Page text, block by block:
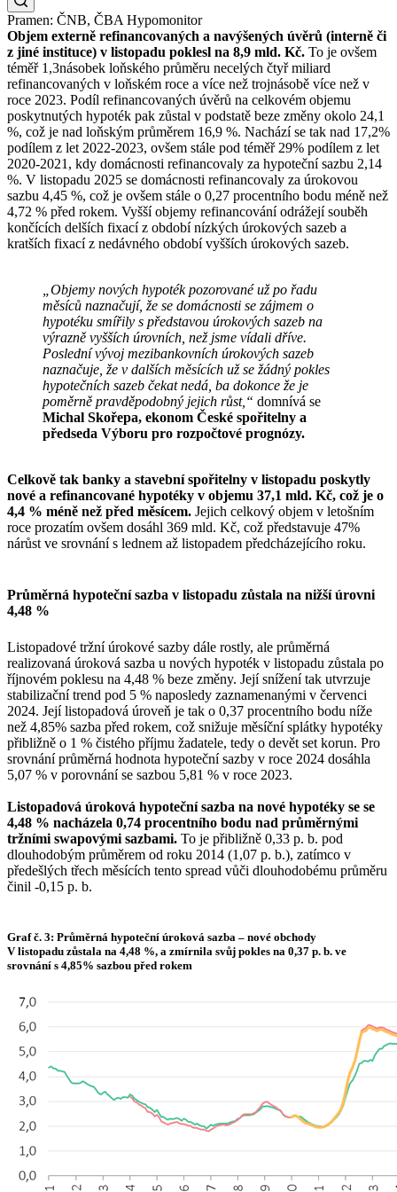
Pramen: ČNB, ČBA Hypomonitor
Objem externě refinancovaných a navýšených úvěrů (interně či
z jiné instituce) v listopadu poklesl na 8,9 mld. Kč. To je ovšem
téměř 1,3násobek loňského průměru necelých čtyř miliard
refinancovaných v loňském roce a více než trojnásobě více než v
roce 2023. Podíl refinancovaných úvěrů na celkovém objemu
poskytnutých hypoték pak zůstal v podstatě beze změny okolo 24,1
%, což je nad loňským průměrem 16,9 %. Nachází se tak nad 17,2%
podílem z let 2022-2023, ovšem stále pod téměř 29% podílem z let
2020-2021, kdy domácnosti refinancovaly za hypoteční sazbu 2,14
%. V listopadu 2025 se domácnosti refinancovaly za úrokovou
sazbu 4,45 %, což je ovšem stále o 0,27 procentního bodu méně než
4,72 % před rokem. Vyšší objemy refinancování odrážejí souběh
končících delších fixací z období nízkých úrokových sazeb a
kratších fixací z nedávného období vyšších úrokových sazeb.
„Objemy nových hypoték pozorované už po řadu
měsíců naznačují, že se domácnosti se zájmem o
hypotéku smířily s představou úrokových sazeb na
výrazně vyšších úrovních, než jsme vídali dříve.
Poslední vývoj mezibankovních úrokových sazeb
naznačuje, že v dalších měsících už se žádný pokles
hypotečních sazeb čekat nedá, ba dokonce že je
poměrně pravděpodobný jejich růst,“ domnívá se
Michal Skořepa, ekonom České spořitelny a
předseda Výboru pro rozpočtové prognózy.
Celkově tak banky a stavební spořitelny v listopadu poskytly
nové a refinancované hypotéky v objemu 37,1 mld. Kč, což je o
4,4 % méně než před měsícem. Jejich celkový objem v letošním
roce prozatím ovšem dosáhl 369 mld. Kč, což představuje 47%
nárůst ve srovnání s lednem až listopadem předcházejícího roku.
Průměrná hypoteční sazba v listopadu zůstala na nižší úrovni
4,48 %
Listopadové tržní úrokové sazby dále rostly, ale průměrná
realizovaná úroková sazba u nových hypoték v listopadu zůstala po
říjnovém poklesu na 4,48 % beze změny. Její snížení tak utvrzuje
stabilizační trend pod 5 % naposledy zaznamenanými v červenci
2024. Její listopadová úroveň je tak o 0,37 procentního bodu níže
než 4,85% sazba před rokem, což snižuje měsíční splátky hypotéky
přibližně o 1 % čistého příjmu žadatele, tedy o devět set korun. Pro
srovnání průměrná hodnota hypoteční sazby v roce 2024 dosáhla
5,07 % v porovnání se sazbou 5,81 % v roce 2023.
Listopadová úroková hypoteční sazba na nové hypotéky se se
4,48 % nacházela 0,74 procentního bodu nad průměrnými
tržními swapovými sazbami. To je přibližně 0,33 p. b. pod
dlouhodobým průměrem od roku 2014 (1,07 p. b.), zatímco v
předešlých třech měsících tento spread vůči dlouhodobému průměru
činil -0,15 p. b.
Graf č. 3: Průměrná hypoteční úroková sazba – nové obchody
V listopadu zůstala na 4,48 %, a zmírnila svůj pokles na 0,37 p. b. ve
srovnání s 4,85% sazbou před rokem